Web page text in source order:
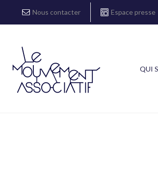
Nous contacter Espace presse
QUI